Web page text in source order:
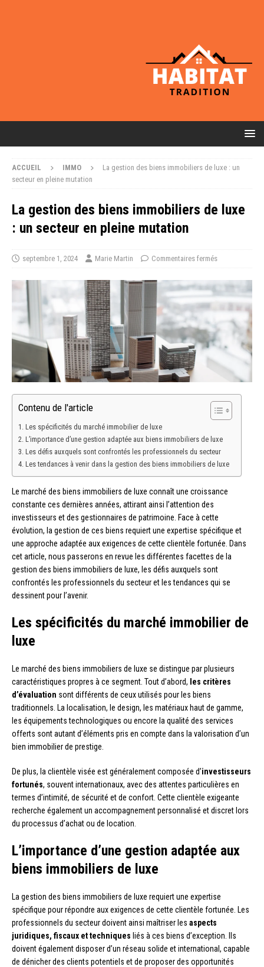
ACCUEIL IMMO
La gestion des biens immobiliers de luxe : un
secteur en pleine mutation
La gestion des biens immobiliers de luxe
: un secteur en pleine mutation
septembre 1, 2024 Marie Martin Commentaires fermés
Contenu de l'article
Les spécificités du marché immobilier de luxe
L’importance d’une gestion adaptée aux biens immobiliers de luxe
Les défis auxquels sont confrontés les professionnels du secteur
Les tendances à venir dans la gestion des biens immobiliers de luxe
Le marché des biens immobiliers de luxe connaît une croissance
constante ces dernières années, attirant ainsi l’attention des
investisseurs et des gestionnaires de patrimoine. Face à cette
évolution, la gestion de ces biens requiert une expertise spécifique et
une approche adaptée aux exigences de cette clientèle fortunée. Dans
cet article, nous passerons en revue les différentes facettes de la
gestion des biens immobiliers de luxe, les défis auxquels sont
confrontés les professionnels du secteur et les tendances qui se
dessinent pour l’avenir.
Les spécificités du marché immobilier de
luxe
Le marché des biens immobiliers de luxe se distingue par plusieurs
caractéristiques propres à ce segment. Tout d’abord, les critères
d’évaluation sont différents de ceux utilisés pour les biens
traditionnels. La localisation, le design, les matériaux haut de gamme,
les équipements technologiques ou encore la qualité des services
offerts sont autant d’éléments pris en compte dans la valorisation d’un
bien immobilier de prestige.
De plus, la clientèle visée est généralement composée d’investisseurs
fortunés, souvent internationaux, avec des attentes particulières en
termes d’intimité, de sécurité et de confort. Cette clientèle exigeante
recherche également un accompagnement personnalisé et discret lors
du processus d’achat ou de location.
L’importance d’une gestion adaptée aux
biens immobiliers de luxe
La gestion des biens immobiliers de luxe requiert une expertise
spécifique pour répondre aux exigences de cette clientèle fortunée. Les
professionnels du secteur doivent ainsi maîtriser les aspects
juridiques, fiscaux et techniques liés à ces biens d’exception. Ils
doivent également disposer d’un réseau solide et international, capable
de dénicher des clients potentiels et de proposer des opportunités